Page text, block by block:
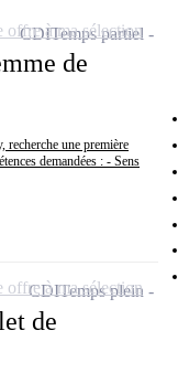
de
recherche une première
demandées : - Sens
CDITemps partiel
offre à ma sélection
de
CDITemps plein
offre à ma sélection